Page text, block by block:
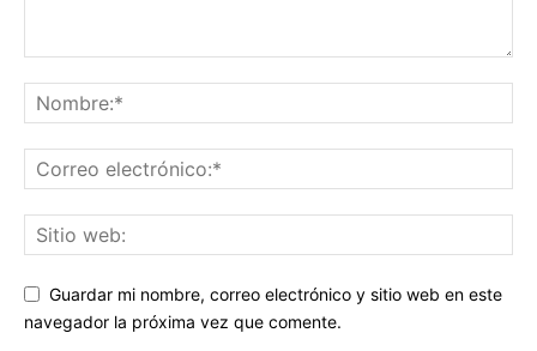
Guardar mi nombre, correo electrónico y sitio web en este
navegador la próxima vez que comente.